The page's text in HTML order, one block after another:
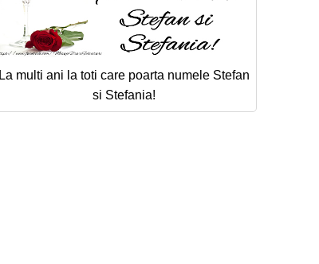
La multi ani la toti care poarta numele Stefan
si Stefania!